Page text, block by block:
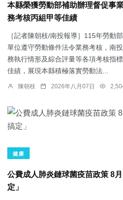
本縣榮獲勞動部補助辦理督促事
務考核丙組甲等佳績
［記者陳朝枝/南投報導］115年勞動
單位遵守勞動條件法令業務考核，南
務執行情形及綜合評量等各項考核指
佳績，展現本縣積極落實勞動法...
陳朝枝 2026年八月07日
健康
公費成人肺炎鏈球菌疫苗政策 8
定」